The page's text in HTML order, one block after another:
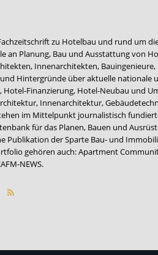
zu Hotelbau und rund um
an Planung, Bau und Ausstattung von
Innenarchitekten,
Hintergründe über aktuelle
Finanzierung, Hotel-Neubau und
Innenarchitektur,
im Mittelpunkt journalistisch
für das Planen, Bauen und
Publikation der Sparte Bau- und
gehören auch:Apartment
NEWS.